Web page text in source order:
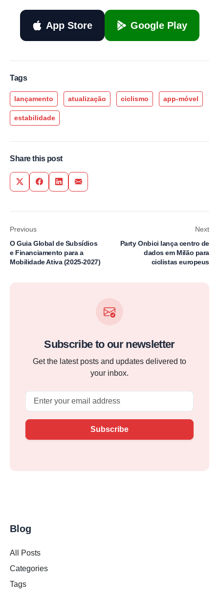
App Store Google Play
Tags
lançamento atualização ciclismo app-móvel
estabilidade
Share this post
Share on Twitter
Share on Facebook
Share on LinkedIn
Share via Email
Previous
O Guia Global de Subsídios
e Financiamento para a
Mobilidade Ativa (2025-2027)
Next
Party Onbici lança centro de
dados em Milão para
ciclistas europeus
Subscribe to our newsletter
Get the latest posts and updates delivered to
your inbox.
Subscribe
Blog
All Posts
Categories
Tags